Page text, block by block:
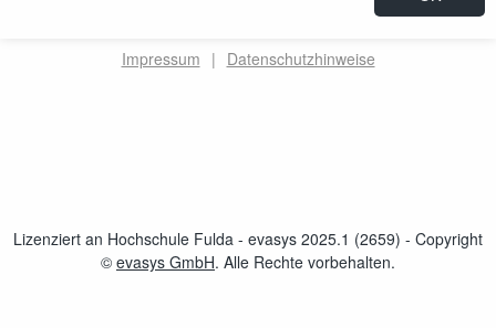
Impressum | Datenschutzhinweise
Lizenziert an Hochschule Fulda - evasys 2025.1 (2659) - Copyright
© evasys GmbHöffnet im neuen Fenster
. Alle Rechte vorbehalten.